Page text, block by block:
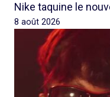
Nike taquine le
8 août 2026